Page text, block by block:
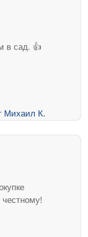
в сад. 👍